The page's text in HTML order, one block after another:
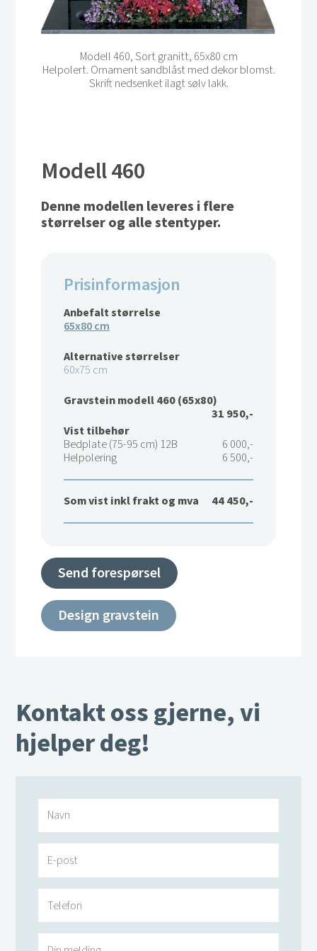
Modell 460, Sort granitt, 65x80 cm
Helpolert. Ornament sandblåst med dekor blomst.
Skrift nedsenket ilagt sølv lakk.
Modell 460
Denne modellen leveres i flere
størrelser og alle stentyper.
Prisinformasjon
Anbefalt størrelse
65x80 cm
Alternative størrelser
60x75 cm
Gravstein modell 460 (65x80)
31 950,-
Vist tilbehør
Bedplate (75-95 cm) 12B
6 000,-
Helpolering
6 500,-
Som vist inkl frakt og mva 44 450,-
Send forespørsel
Design gravstein
Kontakt oss gjerne, vi
hjelper deg!